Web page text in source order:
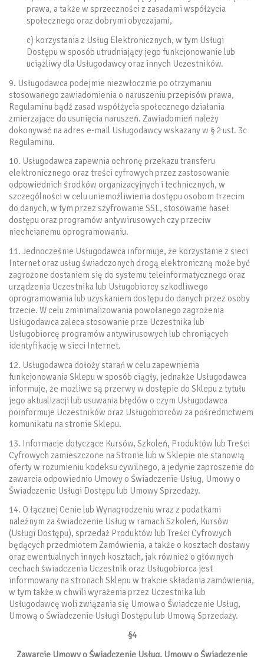
prawa, a także w sprzeczności z zasadami współżycia
społecznego oraz dobrymi obyczajami,
c) korzystania z Usług Elektronicznych, w tym Usługi
Dostępu w sposób utrudniający jego funkcjonowanie lub
uciążliwy dla Usługodawcy oraz innych Uczestników.
9. Usługodawca podejmie niezwłocznie po otrzymaniu
stosowanego zawiadomienia o naruszeniu przepisów prawa,
Regulaminu bądź zasad współżycia społecznego działania
zmierzające do usunięcia naruszeń. Zawiadomień należy
dokonywać na adres e-mail Usługodawcy wskazany w § 2 ust. 3c
Regulaminu.
10. Usługodawca zapewnia ochronę przekazu transferu
elektronicznego oraz treści cyfrowych przez zastosowanie
odpowiednich środków organizacyjnych i technicznych, w
szczególności w celu uniemożliwienia dostępu osobom trzecim
do danych, w tym przez szyfrowanie SSL, stosowanie haseł
dostępu oraz programów antywirusowych czy przeciw
niechcianemu oprogramowaniu.
11. Jednocześnie Usługodawca informuje, że korzystanie z sieci
Internet oraz usług świadczonych drogą elektroniczną może być
zagrożone dostaniem się do systemu teleinformatycznego oraz
urządzenia Uczestnika lub Usługobiorcy szkodliwego
oprogramowania lub uzyskaniem dostępu do danych przez osoby
trzecie. W celu zminimalizowania powołanego zagrożenia
Usługodawca zaleca stosowanie prze Uczestnika lub
Usługobiorcę programów antywirusowych lub chroniących
identyfikację w sieci Internet.
12. Usługodawca dołoży starań w celu zapewnienia
funkcjonowania Sklepu w sposób ciągły, jednakże Usługodawca
informuje, że możliwe są przerwy w dostępie do Sklepu z tytułu
jego aktualizacji lub usuwania błędów o czym Usługodawca
poinformuje Uczestników oraz Usługobiorców za pośrednictwem
komunikatu na stronie Sklepu.
13. Informacje dotyczące Kursów, Szkoleń, Produktów lub Treści
Cyfrowych zamieszczone na Stronie lub w Sklepie nie stanowią
oferty w rozumieniu kodeksu cywilnego, a jedynie zaproszenie do
zawarcia odpowiednio Umowy o Świadczenie Usług, Umowy o
Świadczenie Usługi Dostępu lub Umowy Sprzedaży.
14. O łącznej Cenie lub Wynagrodzeniu wraz z podatkami
należnym za świadczenie Usług w ramach Szkoleń, Kursów
(Usługi Dostępu), sprzedaż Produktów lub Treści Cyfrowych
będących przedmiotem Zamówienia, a także o kosztach dostawy
oraz ewentualnych innych kosztach, jak również o głównych
cechach świadczenia Uczestnik oraz Usługobiorca jest
informowany na stronach Sklepu w trakcie składania zamówienia,
w tym także w chwili wyrażenia przez Uczestnika lub
Usługodawcę woli związania się Umowa o Świadczenie Usług,
Umową o Świadczenie Usługi Dostępu lub Umową Sprzedaży.
§4
Zawarcie Umowy o Świadczenie Usług, Umowy o Świadczenie